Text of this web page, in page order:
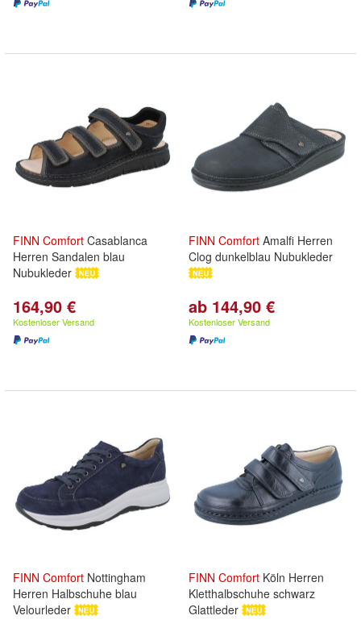
FINN Comfort Casablanca
Herren Sandalen blau
Nubukleder
164,90 €
Kostenloser Versand
FINN Comfort Amalfi Herren
Clog dunkelblau Nubukleder
ab 144,90 €
Kostenloser Versand
FINN Comfort Nottingham
Herren Halbschuhe blau
Velourleder
FINN Comfort Köln Herren
Kletthalbschuhe schwarz
Glattleder